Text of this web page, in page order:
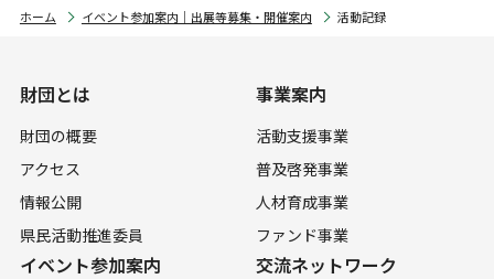
ホーム イベント参加案内｜出展等募集・開催案内 活動記録
財団とは
財団の概要
アクセス
情報公開
県民活動推進委員
事業案内
活動支援事業
普及啓発事業
人材育成事業
ファンド事業
イベント参加案内 交流ネットワーク